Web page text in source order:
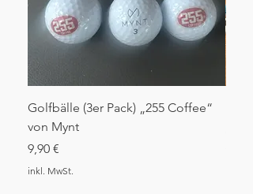
Golfbälle (3er Pack) „255 Coffee“
von Mynt
Preis
9,90 €
inkl. MwSt.